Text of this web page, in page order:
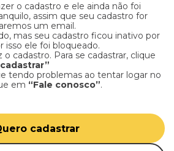
o cadastro e ele ainda não foi
assim que seu cadastro for
um email.
mas seu cadastro ficou inativo por
ele foi bloqueado.
o cadastro. Para se cadastrar, clique
tendo problemas ao tentar logar no
em “Fale conosco”.
cadastrar